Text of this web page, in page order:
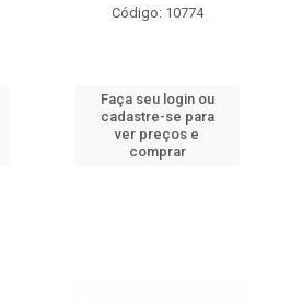
Código: 10774
Faça seu login ou
cadastre-se para
ver preços e
comprar